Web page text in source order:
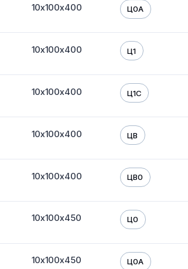
10х100х400 Ц0А
10х100х400 Ц1
10х100х400 Ц1С
10х100х400 ЦВ
10х100х400 ЦВ0
10х100х450 Ц0
10х100х450 Ц0А